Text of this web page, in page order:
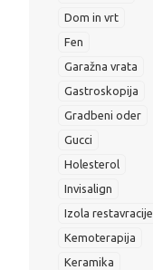
Dom in vrt
Fen
Garažna vrata
Gastroskopija
Gradbeni oder
Gucci
Holesterol
Invisalign
Izola restavracije
Kemoterapija
Keramika